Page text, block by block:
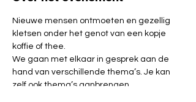
Nieuwe mensen ontmoeten en gezellig
kletsen onder het genot van een kopje
koffie of thee.
We gaan met elkaar in gesprek aan de
hand van verschillende thema’s. Je kan
zelf ook thema’s aanbrengen.